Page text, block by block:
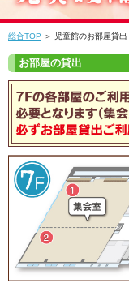
総合TOP ＞ 児童館のお部屋貸出